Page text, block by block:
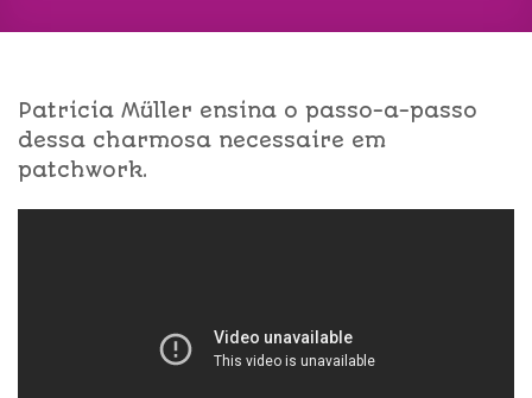
Patricia Müller ensina o passo-a-passo
dessa charmosa necessaire em
patchwork.